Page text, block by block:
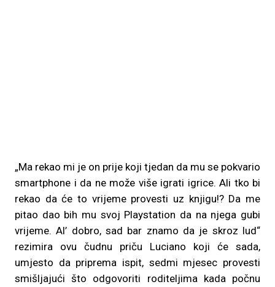
„Ma rekao mi je on prije koji tjedan da mu se pokvario
smartphone i da ne može više igrati igrice. Ali tko bi
rekao da će to vrijeme provesti uz knjigu!? Da me
pitao dao bih mu svoj Playstation da na njega gubi
vrijeme. Al’ dobro, sad bar znamo da je skroz lud“
rezimira ovu čudnu priču Luciano koji će sada,
umjesto da priprema ispit, sedmi mjesec provesti
smišljajući što odgovoriti roditeljima kada počnu